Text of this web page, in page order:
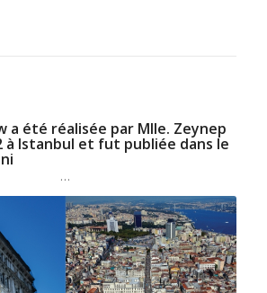
a été réalisée par Mlle. Zeynep
à Istanbul et fut publiée dans le
…